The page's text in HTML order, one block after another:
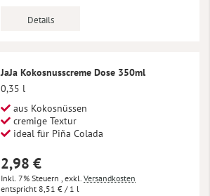
Details
JaJa Kokosnusscreme Dose 350ml
0,35 l
aus Kokosnüssen
cremige Textur
ideal für Piña Colada
2,98 €
Inkl. 7% Steuern exkl. Versandkosten
8,51 € / 1 l